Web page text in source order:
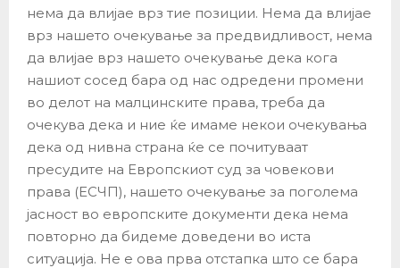
нема да влијае врз тие позиции. Нема да влијае
врз нашето очекување за предвидливост, нема
да влијае врз нашето очекување дека кога
нашиот сосед бара од нас одредени промени
во делот на малцинските права, треба да
очекува дека и ние ќе имаме некои очекувања
дека од нивна страна ќе се почитуваат
пресудите на Европскиот суд за човекови
права (ЕСЧП), нашето очекување за поголема
јасност во европските документи дека нема
повторно да бидеме доведени во иста
ситуација. Не е ова прва отстапка што се бара